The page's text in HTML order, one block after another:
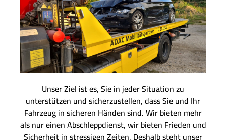
Unser Ziel ist es, Sie in jeder Situation zu
unterstützen und sicherzustellen, dass Sie und Ihr
Fahrzeug in sicheren Händen sind. Wir bieten mehr
als nur einen Abschleppdienst, wir bieten Frieden und